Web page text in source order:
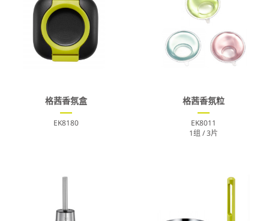
格茜香氛盒
EK8180
格茜香氛粒
EK8011
1组 / 3片